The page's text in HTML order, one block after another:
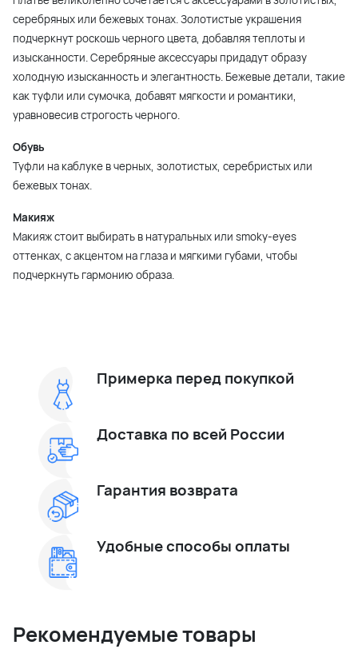
серебряных или бежевых тонах. Золотистые украшения
подчеркнут роскошь черного цвета, добавляя теплоты и
изысканности. Серебряные аксессуары придадут образу
холодную изысканность и элегантность. Бежевые детали, такие
как туфли или сумочка, добавят мягкости и романтики,
уравновесив строгость черного.
Обувь
Туфли на каблуке в черных, золотистых, серебристых или
бежевых тонах.
Макияж
Макияж стоит выбирать в натуральных или smoky-eyes
оттенках, с акцентом на глаза и мягкими губами, чтобы
подчеркнуть гармонию образа.
Примерка перед покупкой
Доставка по всей России
Гарантия возврата
Удобные способы оплаты
Рекомендуемые товары